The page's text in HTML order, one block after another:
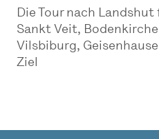
Die Tour nach
Sankt Veit,
Vilsbiburg,
Ziel